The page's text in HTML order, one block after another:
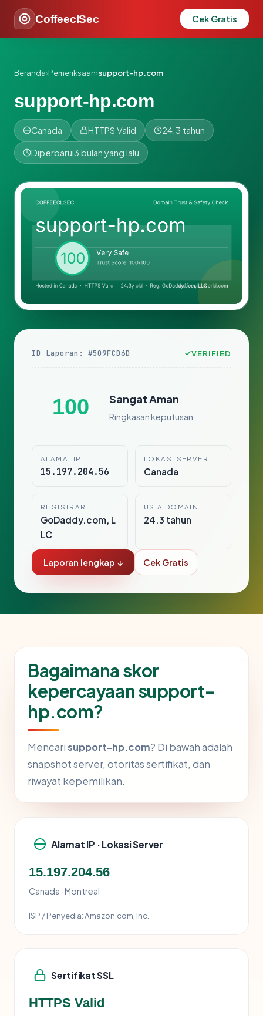
CoffeeclSec Cek Gratis
Beranda›Pemeriksaan›support-hp.com
support-hp.com
Canada HTTPS Valid 24.3 tahun
Diperbarui3 bulan yang lalu
ID Laporan: #509FCD6D VERIFIED
100 Sangat Aman
Ringkasan keputusan
ALAMAT IP
15.197.204.56
LOKASI SERVER
Canada
REGISTRAR
GoDaddy.com, L
LC
USIA DOMAIN
24.3 tahun
Laporan lengkap ↓ Cek Gratis
Bagaimana skor
kepercayaan support-
hp.com?
Mencarisupport-hp.com? Di bawah adalah
snapshot server, otoritas sertifikat, dan
riwayat kepemilikan.
Alamat IP · Lokasi Server
15.197.204.56
Canada · Montreal
ISP / Penyedia:Amazon.com, Inc.
Sertifikat SSL
HTTPS Valid